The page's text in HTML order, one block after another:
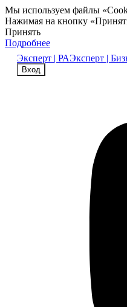
Мы используем файлы
Нажимая на кнопку
Принять
Подробнее
Эксперт | РАЭксперт |
Вход